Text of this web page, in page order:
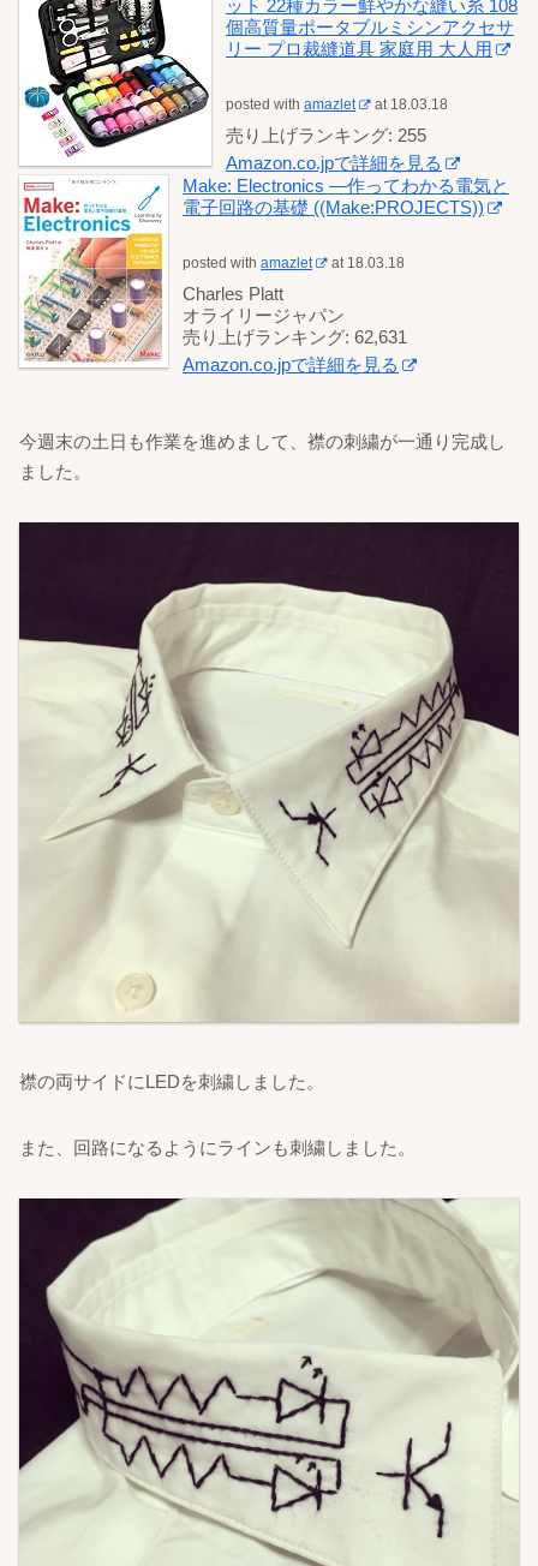
ット 22種カラー鮮やかな縫い糸 108
個高質量ポータブルミシンアクセサ
リー プロ裁縫道具 家庭用 大人用
posted with amazlet at 18.03.18
売り上げランキング: 255
Amazon.co.jpで詳細を見る
Make: Electronics ―作ってわかる電気と
電子回路の基礎 ((Make:PROJECTS))
posted with amazlet at 18.03.18
Charles Platt
オライリージャパン
売り上げランキング: 62,631
Amazon.co.jpで詳細を見る
今週末の土日も作業を進めまして、襟の刺繍が一通り完成し
ました。
襟の両サイドにLEDを刺繍しました。
また、回路になるようにラインも刺繍しました。